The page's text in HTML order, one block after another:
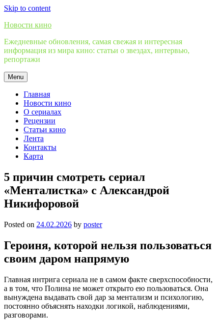
Skip to content
Новости кино
Ежедневные обновления, самая свежая и интересная
информация из мира кино: статьи о звездах, интервью,
репортажи
Menu
Главная
Новости кино
О сериалах
Рецензии
Статьи кино
Лента
Контакты
Карта
5 причин смотреть сериал
«Менталистка» с Александрой
Никифоровой
Posted on 24.02.2026 by poster
Героиня, которой нельзя пользоваться
своим даром напрямую
Главная интрига сериала не в самом факте сверхспособности,
а в том, что Полина не может открыто ею пользоваться. Она
вынуждена выдавать свой дар за ментализм и психологию,
постоянно объяснять находки логикой, наблюдениями,
разговорами.